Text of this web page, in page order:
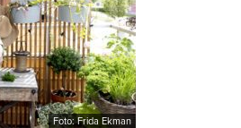
Foto: Frida Ekman